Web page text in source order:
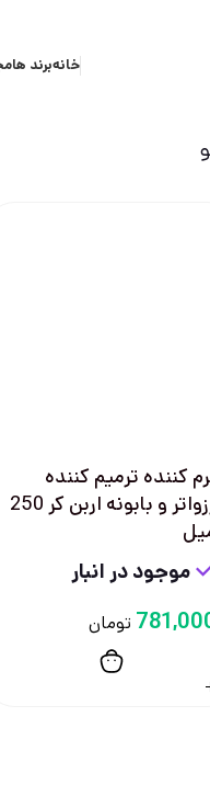
خانهبرند ها
كننده ترميم كننده
رزواتر و بابونه اربن كر 250
موجود در انبار
تومان